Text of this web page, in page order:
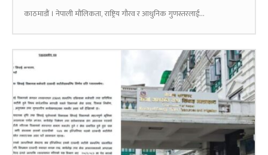
काठमाडौं । नेपाली मौलिकता, राष्ट्रिय गौरव र आधुनिक गुणस्तरलाई...